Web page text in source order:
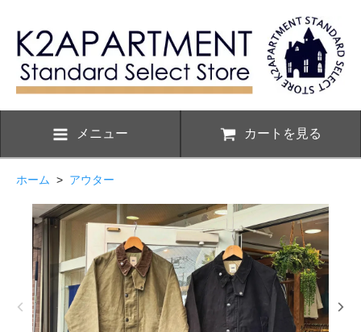
メニュー カートを見る
ホーム > アウター